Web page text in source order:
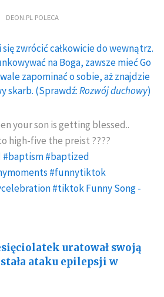
DEON.PL POLECA
zwrócić całkowicie do wewnątrz.
na Boga, zawsze mieć Go
zapominać o sobie, aż znajdzie
skarb. (Sprawdź:Rozwój duchowy)
your son is getting blessed..
high-five the preist ????
#baptism#baptized
#funnytiktok
#tiktokFunny Song -
uratował swoją
ataku epilepsji w